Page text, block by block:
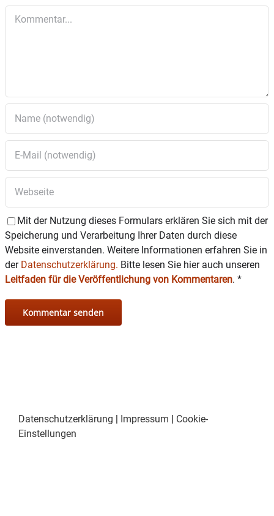
Mit der Nutzung dieses Formulars erklären Sie sich mit der
Speicherung und Verarbeitung Ihrer Daten durch diese
Website einverstanden. Weitere Informationen erfahren Sie in
der Datenschutzerklärung. Bitte lesen Sie hier auch unseren
Leitfaden für die Veröffentlichung von Kommentaren. *
Datenschutzerklärung | Impressum | Cookie-
Einstellungen